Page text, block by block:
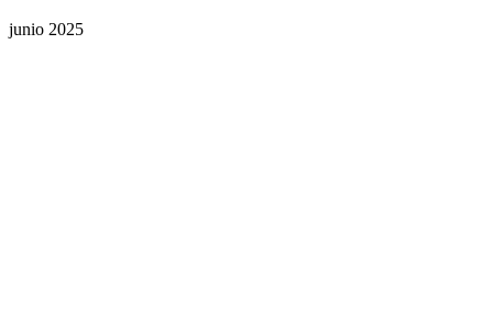
junio 2025